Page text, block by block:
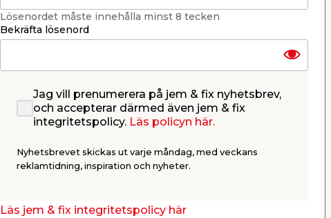
Läs mer om Trygg e-handel här.
Lösenordet måste innehålla minst 8 tecken
Bekräfta lösenord
Jag vill prenumerera på jem & fix nyhetsbrev,
och accepterar därmed även jem & fix
integritetspolicy. Läs policyn här.
Nyhetsbrevet skickas ut varje måndag, med veckans
reklamtidning, inspiration och nyheter.
Läs jem & fix integritetspolicy här